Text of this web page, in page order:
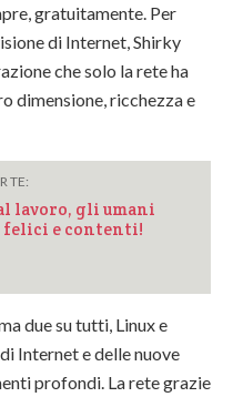
gratuitamente. Per
di Internet, Shirky
che solo la rete ha
dimensione, ricchezza e
TE:
lavoro, gli umani
felici e contenti!
due su tutti, Linux e
Internet e delle nuove
profondi. La rete grazie